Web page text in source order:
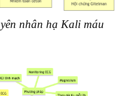
nhân hạ Kali máu